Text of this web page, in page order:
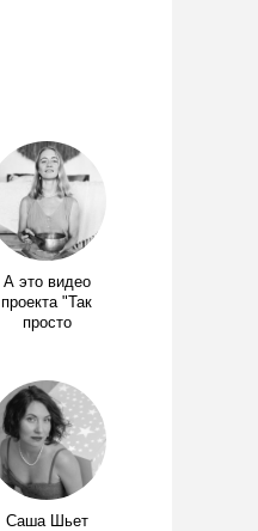
А это видео
проекта "Так
просто
Саша Шьет